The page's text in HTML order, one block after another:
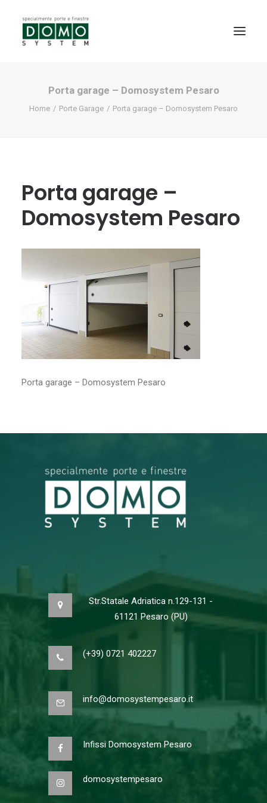
SHOWROOM
NEWS
CONTATTI
RICERCA
Porta garage – Domosystem Pesaro
Home Porte Garage Porta garage – Domosystem Pesaro
Porta garage –
Domosystem Pesaro
Porta garage – Domosystem Pesaro
Str.Statale Adriatica n.129-131 -
61121 Pesaro (PU)
(+39) 0721 402227
info@domosystempesaro.it
Infissi Domosystem Pesaro
domosystempesaro